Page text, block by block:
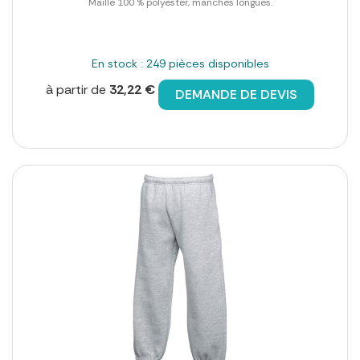
Maille 100 % polyester, manches longues.
En stock : 249 pièces disponibles
à partir de 32,22 € DEMANDE DE DEVIS